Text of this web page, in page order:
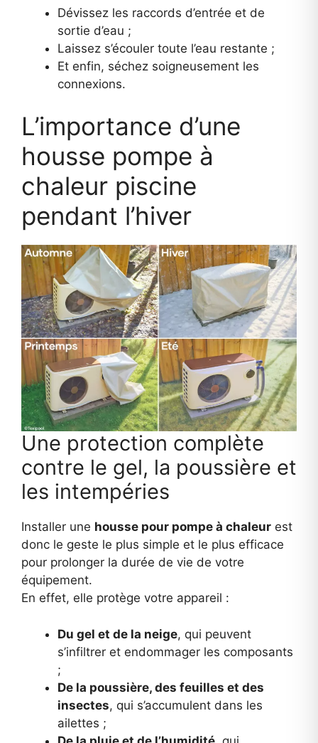
Dévissez les raccords d’entrée et de
sortie d’eau ;
Laissez s’écouler toute l’eau restante ;
Et enfin, séchez soigneusement les
connexions.
L’importance d’une
housse pompe à
chaleur piscine
pendant l’hiver
Une protection complète
contre le gel, la poussière et
les intempéries
Installer une housse pour pompe à chaleur est
donc le geste le plus simple et le plus efficace
pour prolonger la durée de vie de votre
équipement.
En effet, elle protège votre appareil :
Du gel et de la neige, qui peuvent
s’infiltrer et endommager les composants
;
De la poussière, des feuilles et des
insectes, qui s’accumulent dans les
ailettes ;